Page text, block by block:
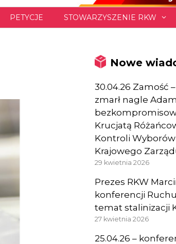
PETYCJE STOWARZYSZENIE RKW
Nowe
30.04.26 Zamość
zmarł nagle
Krucjatą
Kontroli
Krajowego
29 kwietnia 2026
Prezes RKW
konferencji
temat stalinizacji
27 kwietnia 2026
25.04.26 –